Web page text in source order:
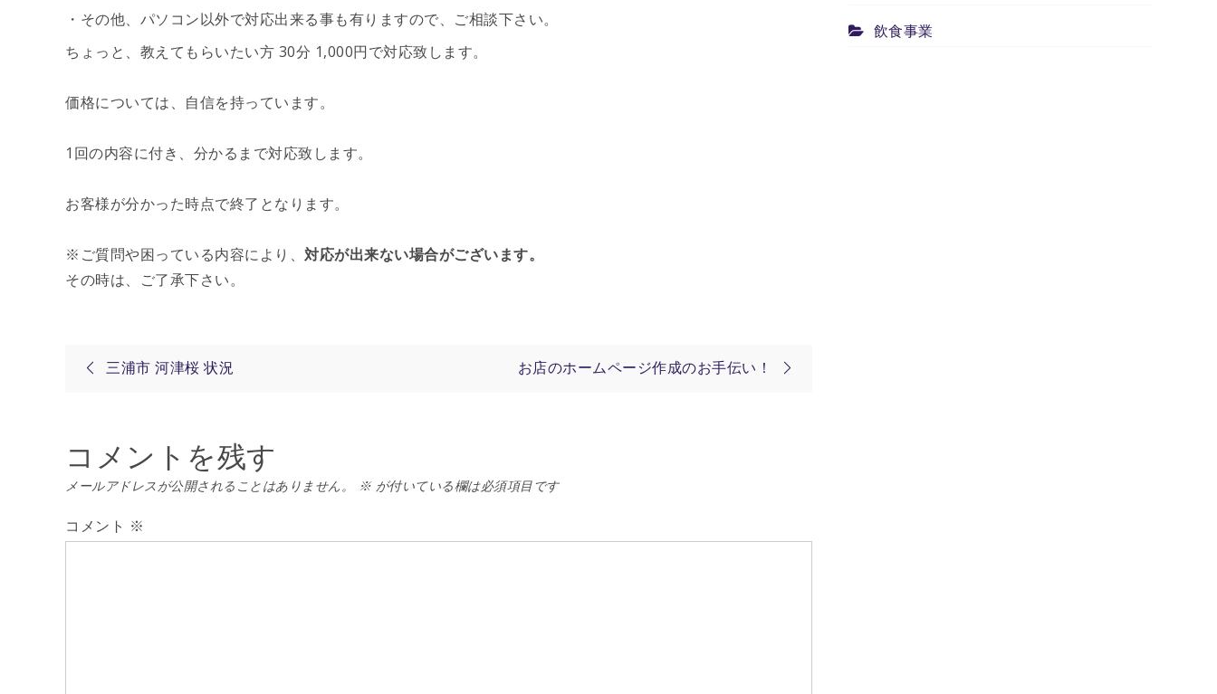
・その他、パソコン以外で対応出来る事も有りますので、ご相談下さい。
ちょっと、教えてもらいたい方 30分 1,000円で対応致します。
価格については、自信を持っています。
1回の内容に付き、分かるまで対応致します。
お客様が分かった時点で終了となります。
※ご質問や困っている内容により、 対応が出来ない場合がございます。
その時は、ご了承下さい。
投
ナ
ビ
三浦市 河津桜 状況 お店のホームページ作成のお手伝い！
コメントを残す
メールアドレスが公開されることはありません。 ※ が付いている欄は必須項目です
コメント ※
飲食事業